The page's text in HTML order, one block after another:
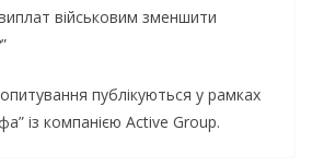
військовим зменшити
публікуються у рамках
із компанією Active Group.